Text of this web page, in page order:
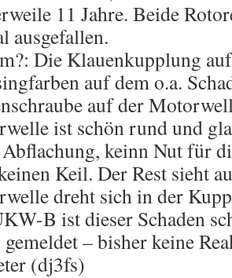
11 Jahre. Beide
ausgefallen.
Die Klauenkupplung
auf dem o.a.
auf der
ist schön rund und
keinn Nut für
Keil. Der Rest sieht
dreht sich in der
B ist dieser Schaden
gemeldet – bisher keine
(dj3fs)